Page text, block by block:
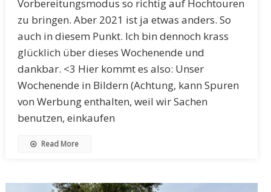
Vorbereitungsmodus so richtig auf Hochtouren
zu bringen. Aber 2021 ist ja etwas anders. So
auch in diesem Punkt. Ich bin dennoch krass
glücklich über dieses Wochenende und
dankbar. <3 Hier kommt es also: Unser
Wochenende in Bildern (Achtung, kann Spuren
von Werbung enthalten, weil wir Sachen
benutzen, einkaufen
Read More